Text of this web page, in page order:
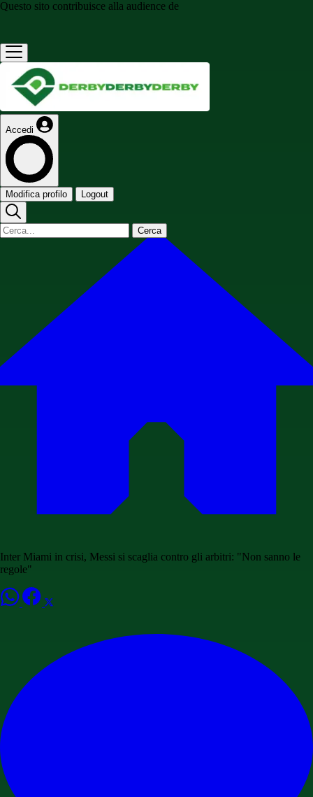
Questo sito contribuisce alla audience de
Accedi
Modifica profilo Logout
Cerca
Inter Miami in crisi, Messi si scaglia contro gli arbitri: "Non sanno le
regole"